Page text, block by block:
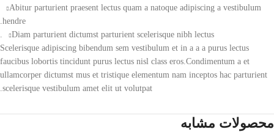
Abitur parturient praesent lectus quam a natoque adipiscing a vestibulum
hendre.
Diam parturient dictumst parturient scelerisque nibh lectus.
Scelerisque adipiscing bibendum sem vestibulum et in a a a purus lectus
faucibus lobortis tincidunt purus lectus nisl class eros.Condimentum a et
ullamcorper dictumst mus et tristique elementum nam inceptos hac parturient
scelerisque vestibulum amet elit ut volutpat.
محصولات مشابه